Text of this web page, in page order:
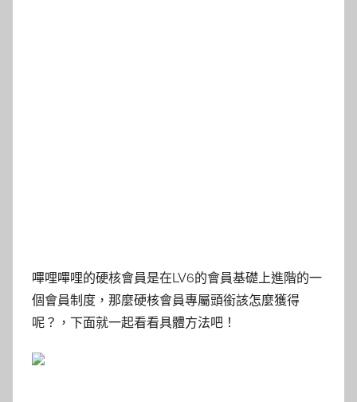
嗶哩嗶哩的硬核會員是在LV6的會員基礎上進階的一
個會員制度，那麼硬核會員專屬頭銜該怎麼獲得
呢？，下面就一起看看具體方法吧！